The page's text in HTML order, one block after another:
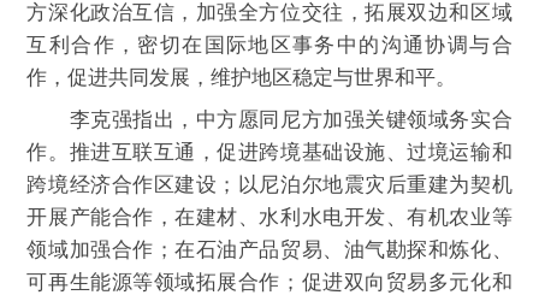
方深化政治互信，加强全方位交往，拓展双边和区域
互利合作，密切在国际地区事务中的沟通协调与合
作，促进共同发展，维护地区稳定与世界和平。
李克强指出，中方愿同尼方加强关键领域务实合
作。推进互联互通，促进跨境基础设施、过境运输和
跨境经济合作区建设；以尼泊尔地震灾后重建为契机
开展产能合作，在建材、水利水电开发、有机农业等
领域加强合作；在石油产品贸易、油气勘探和炼化、
可再生能源等领域拓展合作；促进双向贸易多元化和